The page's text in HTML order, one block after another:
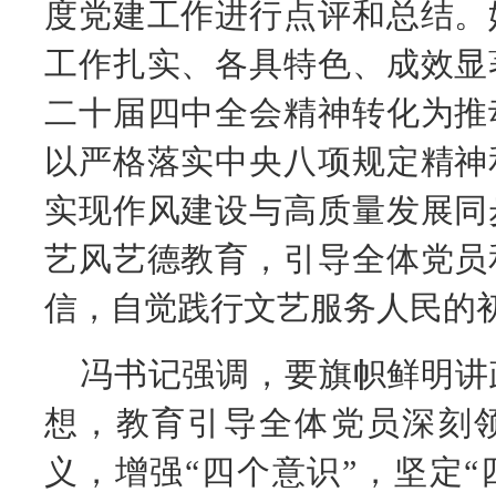
度党建工作进行点评和总结
工作扎实、各具特色、成效
二十届四中全会精神转化为
以严格落实中央八项规定精
实现作风建设与高质量发展
艺风艺德教育，引导全体党
信，自觉践行文艺服务人民的
冯书记强调，要旗帜鲜明
想，教育引导全体党员深刻
义，增强“四个意识”，坚定